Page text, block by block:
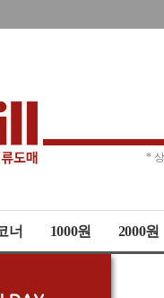
*
너 1000원 2000원